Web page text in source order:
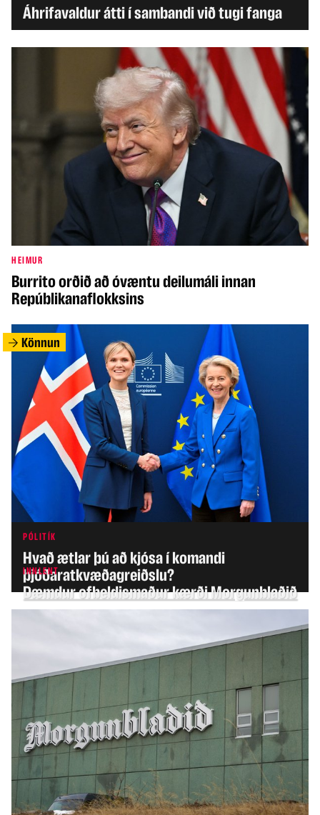
Áhrifavaldur átti í sambandi við tugi fanga
HEIMUR
Burrito orðið að óvæntu deilumáli innan
Repúblikanaflokksins
Könnun
PÓLITÍK
Hvað ætlar þú að kjósa í komandi
þjóðaratkvæðagreiðslu?
INNLENT
Dæmdur ofbeldismaður kærði Morgunblaðið